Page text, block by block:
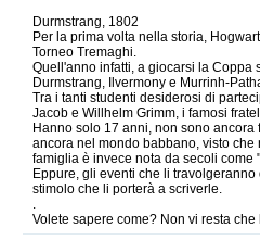
Durmstrang, 1802
Per la prima volta nella storia,
Torneo Tremaghi.
Quell'anno infatti, a giocarsi la Coppa
Durmstrang, Ilvermony e Murrinh-
Tra i tanti studenti desiderosi di
Jacob e Willhelm Grimm, i famosi
Hanno solo 17 anni, non sono
ancora nel mondo babbano, visto
famiglia è invece nota da secoli come
Eppure, gli eventi che li
stimolo che li porterà a scriverle.
.
Volete sapere come? Non vi resta che